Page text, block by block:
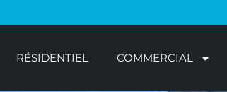
RÉSIDENTIEL COMMERCIAL